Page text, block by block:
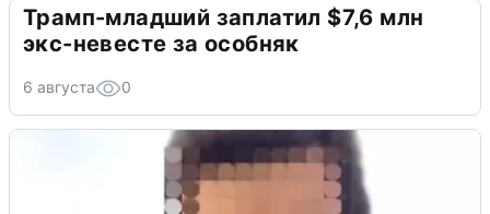
Трамп-младший заплатил $7,6 млн
экс-невесте за особняк
6 августа 0